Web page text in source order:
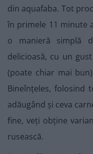
din aquafaba. Tot
în primele 11 minute
o manieră simplă
delicioasă, cu un
(poate chiar mai
Bineînțeles, folosind
adăugând și ceva
fine, veți obține
rusească.